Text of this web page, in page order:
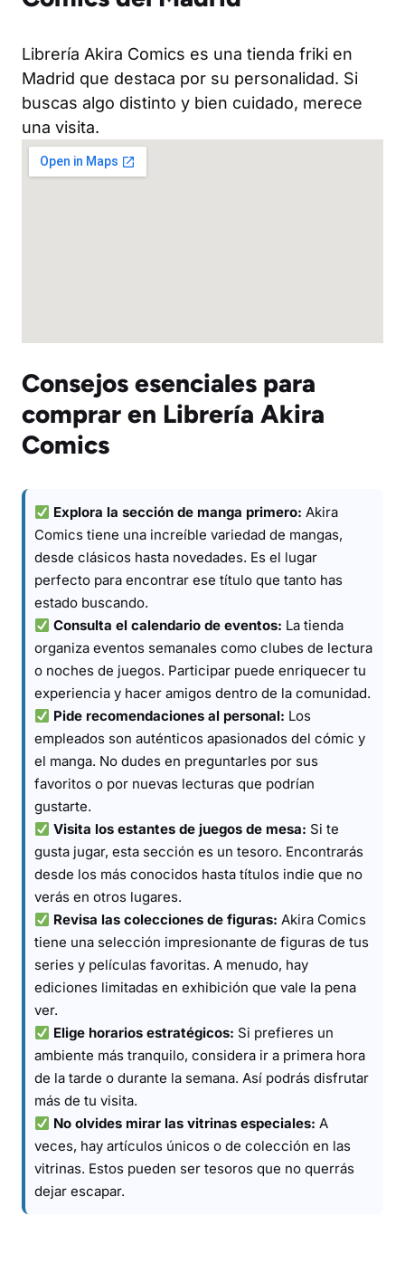
Librería Akira Comics es una tienda friki en
Madrid que destaca por su personalidad. Si
buscas algo distinto y bien cuidado, merece
una visita.
Consejos esenciales para
comprar en Librería Akira
Comics
Explora la sección de manga primero: Akira
Comics tiene una increíble variedad de mangas,
desde clásicos hasta novedades. Es el lugar
perfecto para encontrar ese título que tanto has
estado buscando.
Consulta el calendario de eventos: La tienda
organiza eventos semanales como clubes de lectura
o noches de juegos. Participar puede enriquecer tu
experiencia y hacer amigos dentro de la comunidad.
Pide recomendaciones al personal: Los
empleados son auténticos apasionados del cómic y
el manga. No dudes en preguntarles por sus
favoritos o por nuevas lecturas que podrían
gustarte.
Visita los estantes de juegos de mesa: Si te
gusta jugar, esta sección es un tesoro. Encontrarás
desde los más conocidos hasta títulos indie que no
verás en otros lugares.
Revisa las colecciones de figuras: Akira Comics
tiene una selección impresionante de figuras de tus
series y películas favoritas. A menudo, hay
ediciones limitadas en exhibición que vale la pena
ver.
Elige horarios estratégicos: Si prefieres un
ambiente más tranquilo, considera ir a primera hora
de la tarde o durante la semana. Así podrás disfrutar
más de tu visita.
No olvides mirar las vitrinas especiales: A
veces, hay artículos únicos o de colección en las
vitrinas. Estos pueden ser tesoros que no querrás
dejar escapar.